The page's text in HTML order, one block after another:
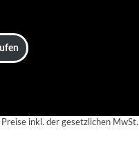
inkl. der gesetzlichen MwSt.